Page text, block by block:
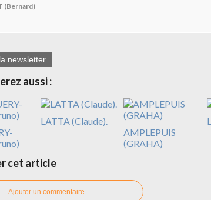
(Bernard)
newsletter
aussi :
LATTA (Claude).
AMPLEPUIS
(GRAHA)
cet article
Ajouter un commentaire